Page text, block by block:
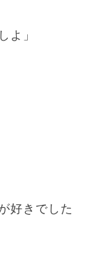
よ」
好きでした